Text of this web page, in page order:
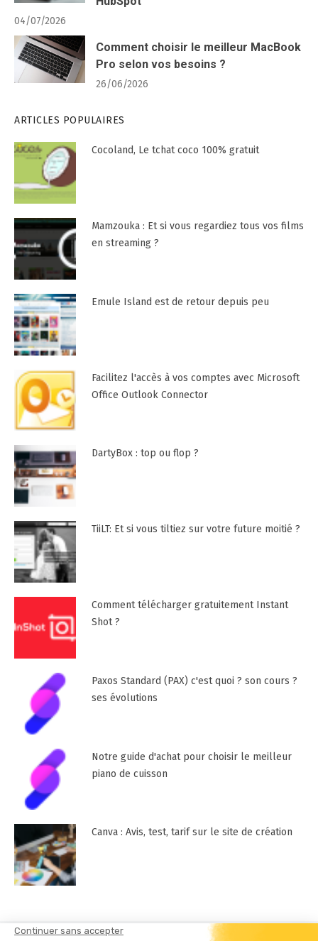
04/07/2026
Comment choisir le meilleur MacBook
Pro selon vos besoins ?
26/06/2026
ARTICLES POPULAIRES
Cocoland, Le tchat coco 100% gratuit
Mamzouka : Et si vous regardiez tous vos films
en streaming ?
Emule Island est de retour depuis peu
Facilitez l'accès à vos comptes avec Microsoft
Office Outlook Connector
DartyBox : top ou flop ?
TiiLT: Et si vous tiltiez sur votre future moitié ?
Comment télécharger gratuitement Instant
Shot ?
Paxos Standard (PAX) c'est quoi ? son cours ?
ses évolutions
Notre guide d'achat pour choisir le meilleur
piano de cuisson
Canva : Avis, test, tarif sur le site de création